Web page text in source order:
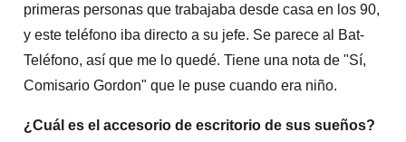
primeras personas que trabajaba desde casa en los 90,
y este teléfono iba directo a su jefe. Se parece al Bat-
Teléfono, así que me lo quedé. Tiene una nota de "Sí,
Comisario Gordon" que le puse cuando era niño.
¿Cuál es el accesorio de escritorio de sus sueños?